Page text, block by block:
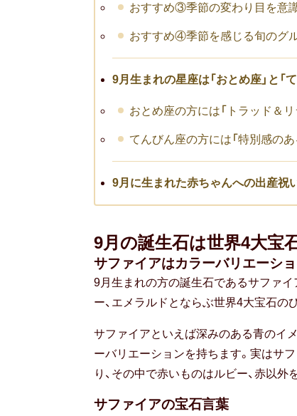
おすすめ③季節の変わり目を意
おすすめ④季節を感じる旬のグ
9月生まれの星座は「おとめ座」と「
おとめ座の方には「トラッド＆
てんびん座の方には「特別感の
9月に生まれた赤ちゃんへの出産祝
9月の誕生石は世界4大宝
サファイアはカラーバリエーシ
9月生まれの方の誕生石であるサファイ
ー、エメラルドとならぶ世界4大宝石の
サファイアといえば深みのある青のイ
ーバリエーションを持ちます。実はサ
り、その中で赤いものはルビー、赤以外
サファイアの宝石言葉